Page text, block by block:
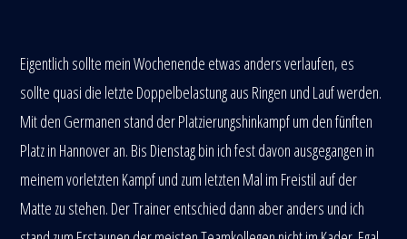
Eigentlich sollte mein Wochenende etwas anders verlaufen, es
sollte quasi die letzte Doppelbelastung aus Ringen und Lauf werden.
Mit den Germanen stand der Platzierungshinkampf um den fünften
Platz in Hannover an. Bis Dienstag bin ich fest davon ausgegangen in
meinem vorletzten Kampf und zum letzten Mal im Freistil auf der
Matte zu stehen. Der Trainer entschied dann aber anders und ich